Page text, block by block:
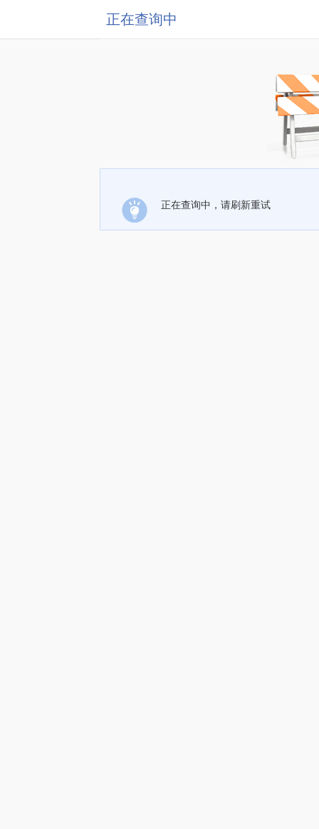
正在查询中
正在查询中，请刷新重试